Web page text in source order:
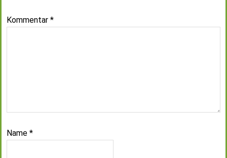
Kommentar *
Name *